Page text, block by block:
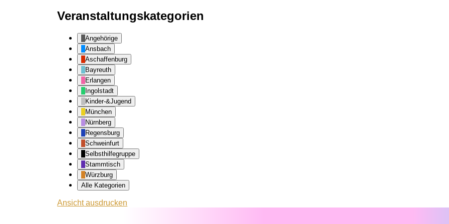
Veranstaltungskategorien
Angehörige
Ansbach
Aschaffenburg
Bayreuth
Erlangen
Ingolstadt
Kinder-&Jugend
München
Nürnberg
Regensburg
Schweinfurt
Selbsthilfegruppe
Stammtisch
Würzburg
Alle Kategorien
Ansichtausdrucken